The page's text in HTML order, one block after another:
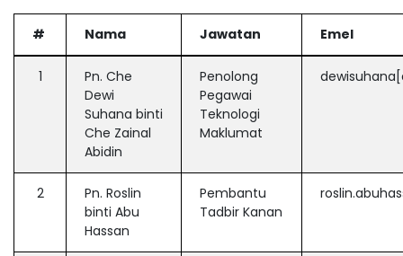
# Nama Jawatan Emel
1
Pn. Che
Dewi
Suhana binti
Che Zainal
Abidin
Penolong
Pegawai
Teknologi
Maklumat
2
Pn. Roslin
binti Abu
Hassan
Pembantu
Tadbir Kanan